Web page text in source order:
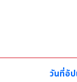
วันที่อั